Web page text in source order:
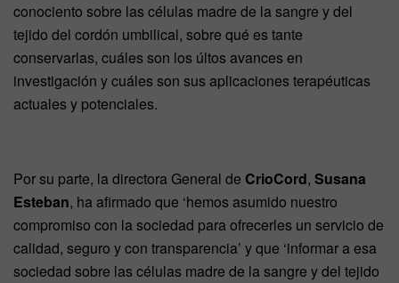
conociento sobre las células madre de la sangre y del
tejido del cordón umbilical, sobre qué es tante
conservarlas, cuáles son los últos avances en
investigación y cuáles son sus aplicaciones terapéuticas
actuales y potenciales.
Por su parte, la directora General de CrioCord, Susana
Esteban, ha afirmado que ‘hemos asumido nuestro
compromiso con la sociedad para ofrecerles un servicio de
calidad, seguro y con transparencia’ y que ‘informar a esa
sociedad sobre las células madre de la sangre y del tejido